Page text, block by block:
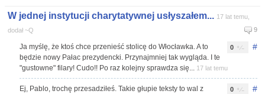
W jednej instytucji charytatywnej usłyszałem... 17 lat temu,
dodał ~Q
9
#
0
Ja myślę, że ktoś chce przenieść stolicę do Włocławka. A to
będzie nowy Pałac prezydencki. Przynajmniej tak wygląda. I te
"gustowne" filary! Cudo!! Po raz kolejny sprawdza się... 17 lat temu
#
0
Ej, Pablo, trochę przesadziłeś. Takie głupie teksty to wal z